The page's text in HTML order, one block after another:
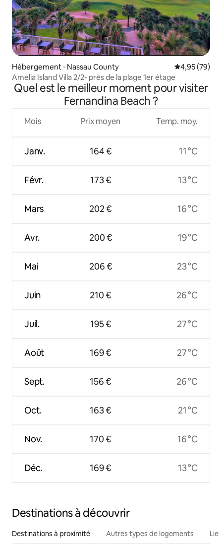
Hébergement ⋅ Nassau County Évaluation
4,95 (79)
Amelia Island Villa 2/2- près de la plage 1er étage
Quel est le meilleur moment pour visiter
Fernandina Beach ?
Mois
Janv.
Févr.
Mars
Avr.
Mai
Juin
Juil.
Août
Sept.
Oct.
Nov.
Déc.
Prix moyen
164 €
173 €
202 €
200 €
206 €
210 €
195 €
169 €
156 €
163 €
170 €
169 €
Temp. moy.
11 °C
13 °C
16 °C
19 °C
23 °C
26 °C
27 °C
27 °C
26 °C
21 °C
16 °C
13 °C
Destinations à découvrir
Destinations à proximité Autres types de logements